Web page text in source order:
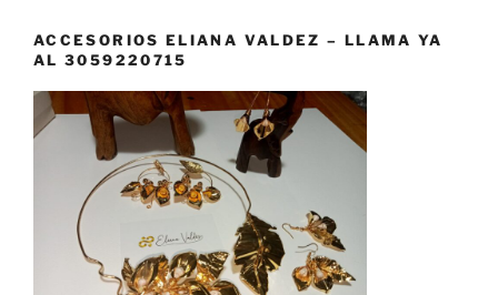
ACCESORIOS ELIANA VALDEZ – LLAMA YA
AL 3059220715